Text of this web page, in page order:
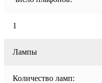
1
Лампы
Количество ламп: